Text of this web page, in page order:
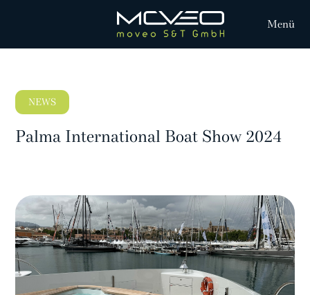
Menü
NEWS
Palma International Boat Show 2024